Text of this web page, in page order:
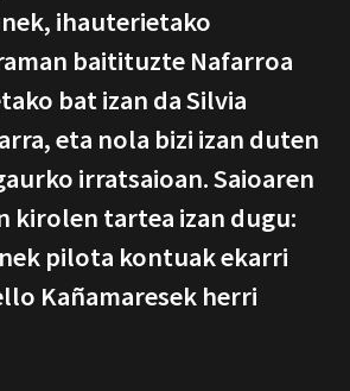
ihauterietako
baitituzte Nafarroa
bat izan da Silvia
eta nola bizi izan duten
irratsaioan. Saioaren
kirolen tartea izan dugu:
pilota kontuak ekarri
Kañamaresek herri